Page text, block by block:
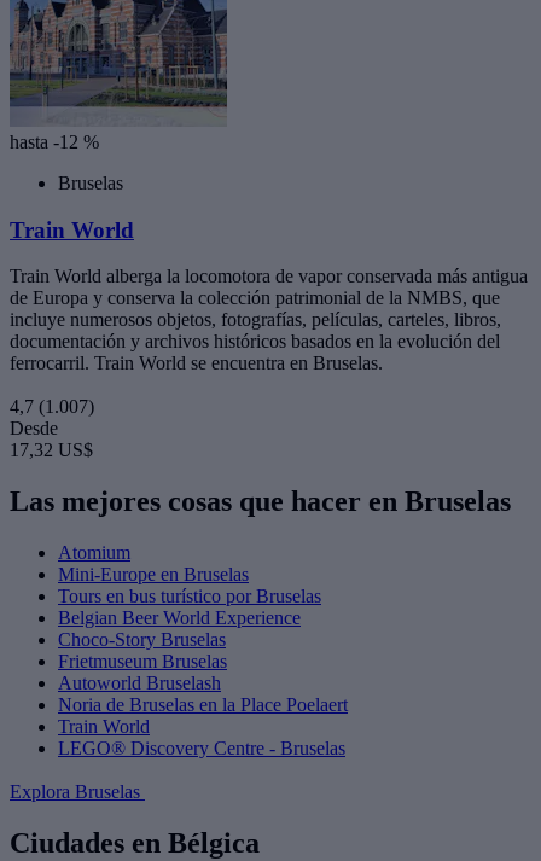
hasta -12 %
Bruselas
Train World
Train World alberga la locomotora de vapor conservada más antigua
de Europa y conserva la colección patrimonial de la NMBS, que
incluye numerosos objetos, fotografías, películas, carteles, libros,
documentación y archivos históricos basados en la evolución del
ferrocarril. Train World se encuentra en Bruselas.
4,7 (1.007)
Desde
17,32 US$
Las mejores cosas que hacer en Bruselas
Atomium
Mini-Europe en Bruselas
Tours en bus turístico por Bruselas
Belgian Beer World Experience
Choco-Story Bruselas
Frietmuseum Bruselas
Autoworld Bruselash
Noria de Bruselas en la Place Poelaert
Train World
LEGO® Discovery Centre - Bruselas
Explora Bruselas
Ciudades en Bélgica